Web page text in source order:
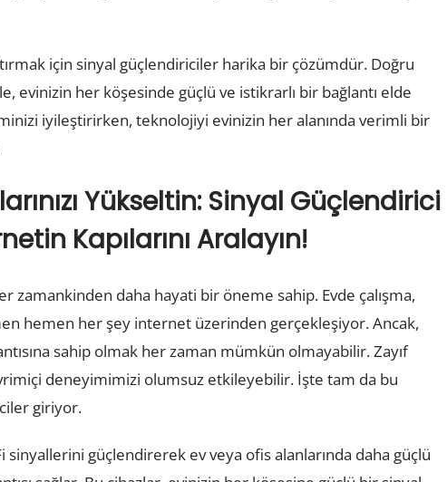
için sinyal güçlendiriciler harika bir çözümdür. Doğru
evinizin her köşesinde güçlü ve istikrarlı bir bağlantı elde
iyileştirirken, teknolojiyi evinizin her alanında verimli bir
Yükseltin: Sinyal Güçlendirici
Kapılarını Aralayın!
zamankinden daha hayati bir öneme sahip. Evde çalışma,
hemen her şey internet üzerinden gerçekleşiyor. Ancak,
sahip olmak her zaman mümkün olmayabilir. Zayıf
deneyimimizi olumsuz etkileyebilir. İşte tam da bu
giriyor.
güçlendirerek ev veya ofis alanlarında daha güçlü